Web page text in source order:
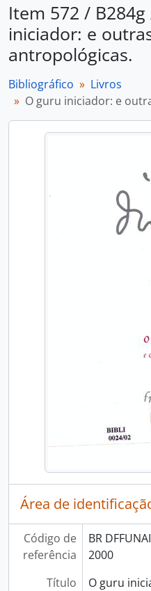
Item 572 /
iniciador: e
antropológicas.
Bibliográfico
Livros
O guru iniciador: e
Área de
Código de
referência
BR
2000
Título
O guru